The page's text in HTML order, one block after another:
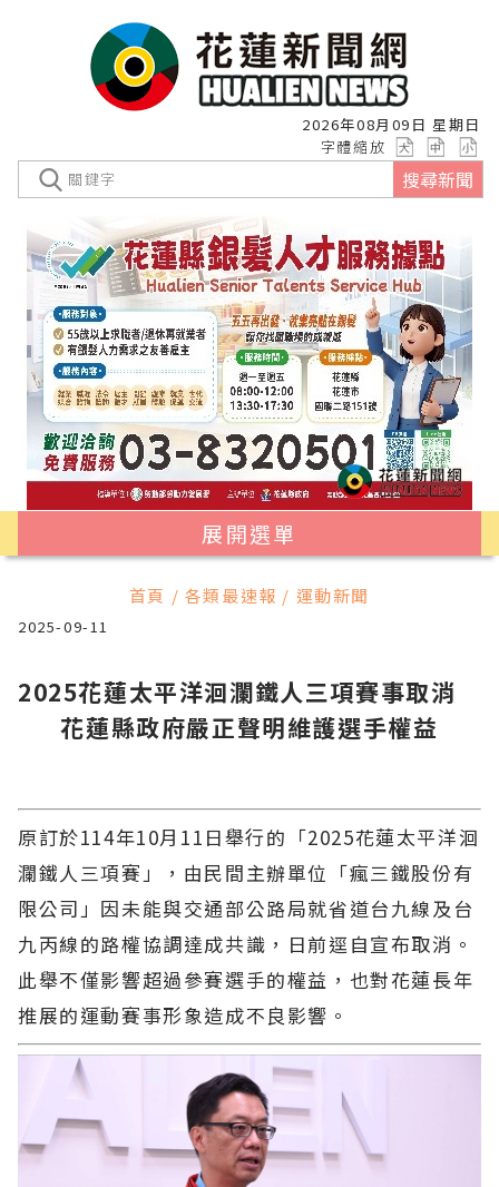
2026年08月09日 星期日
字體縮放
搜尋新聞
展開選單
首頁 / 各類最速報 / 運動新聞
2025-09-11
2025花蓮太平洋洄瀾鐵人三項賽事取消
花蓮縣政府嚴正聲明維護選手權益
原訂於114年10月11日舉行的「2025花蓮太平洋洄
瀾鐵人三項賽」，由民間主辦單位「瘋三鐵股份有
限公司」因未能與交通部公路局就省道台九線及台
九丙線的路權協調達成共識，日前逕自宣布取消。
此舉不僅影響超過參賽選手的權益，也對花蓮長年
推展的運動賽事形象造成不良影響。